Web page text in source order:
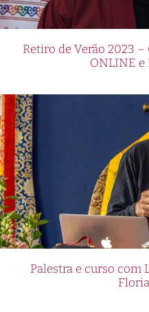
Retiro de Verão 2023
ONLINE e
Palestra e curso com